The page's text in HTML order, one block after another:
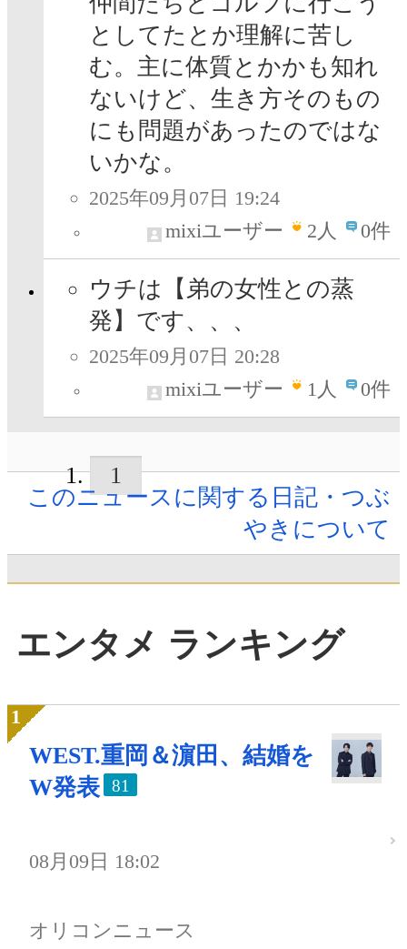
としてたとか理解に苦し
む。主に体質とかかも知れ
ないけど、生き方そのもの
にも問題があったのではな
いかな。
2025年09月07日 19:24
mixiユーザー
2人 0件
ウチは【弟の女性との蒸
発】です、、、
2025年09月07日 20:28
mixiユーザー
1人 0件
1
このニュースに関する日記・つぶ
やきについて
エンタメ ランキング
WEST.重岡＆濵田、結婚を
W発表
81
08月09日 18:02
オリコンニュース